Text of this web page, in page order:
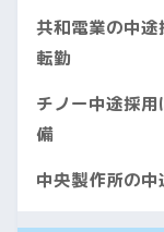
共和電業の中途
転勤
チノー中途採
備
中央製作所の